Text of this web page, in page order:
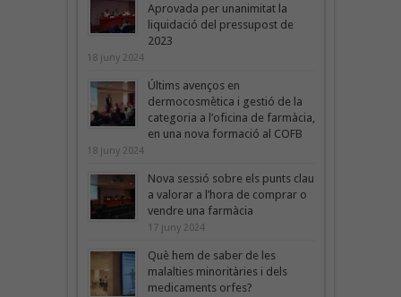
Aprovada per unanimitat la
liquidació del pressupost de
2023
18 juny 2024
Últims avenços en
dermocosmètica i gestió de la
categoria a l’oficina de farmàcia,
en una nova formació al COFB
18 juny 2024
Nova sessió sobre els punts clau
a valorar a l’hora de comprar o
vendre una farmàcia
17 juny 2024
Què hem de saber de les
malalties minoritàries i dels
medicaments orfes?